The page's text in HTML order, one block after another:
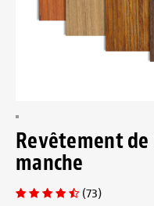
Revêtement
manche
(73)